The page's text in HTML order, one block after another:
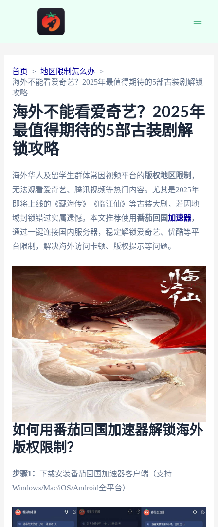
首页
地区限制怎么办
海外不能看爱奇艺？2025年最值得期待的5部古装剧解锁
攻略
海外不能看爱奇艺？2025年
最值得期待的5部古装剧解
锁攻略
海外华人及留学生群体常因视频平台的版权地区限制 ，
无法观看爱奇艺、腾讯视频等热门内容。尤其是2025年
即将上线的《藏海传》《临江仙》等古装大剧，若因地
域封锁错过实属遗憾。本文推荐使用番茄回国加速器，
通过一键连接国内服务器，稳定解锁爱奇艺、优酷等平
台限制，解决海外访问卡顿、版权提示等问题。
如何用番茄回国加速器解锁海外
版权限制？
步骤1： 下载安装番茄回国加速器客户端（支持
Windows/Mac/iOS/Android全平台）